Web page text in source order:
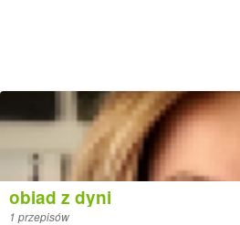
obiad z dyni
1 przepisów